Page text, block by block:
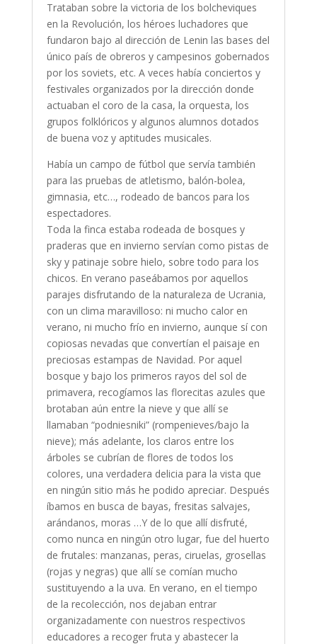
Trataban sobre la victoria de los bolcheviques
en la Revolución, los héroes luchadores que
fundaron bajo al dirección de Lenin las bases del
único país de obreros y campesinos gobernados
por los soviets, etc. A veces había conciertos y
festivales organizados por la dirección donde
actuaban el coro de la casa, la orquesta, los
grupos folklóricos y algunos alumnos dotados
de buena voz y aptitudes musicales.
Había un campo de fútbol que servía también
para las pruebas de atletismo, balón-bolea,
gimnasia, etc…, rodeado de bancos para los
espectadores.
Toda la finca estaba rodeada de bosques y
praderas que en invierno servían como pistas de
sky y patinaje sobre hielo, sobre todo para los
chicos. En verano paseábamos por aquellos
parajes disfrutando de la naturaleza de Ucrania,
con un clima maravilloso: ni mucho calor en
verano, ni mucho frío en invierno, aunque sí con
copiosas nevadas que convertían el paisaje en
preciosas estampas de Navidad. Por aquel
bosque y bajo los primeros rayos del sol de
primavera, recogíamos las florecitas azules que
brotaban aún entre la nieve y que allí se
llamaban “podniesniki” (rompenieves/bajo la
nieve); más adelante, los claros entre los
árboles se cubrían de flores de todos los
colores, una verdadera delicia para la vista que
en ningún sitio más he podido apreciar. Después
íbamos en busca de bayas, fresitas salvajes,
arándanos, moras …Y de lo que allí disfruté,
como nunca en ningún otro lugar, fue del huerto
de frutales: manzanas, peras, ciruelas, grosellas
(rojas y negras) que allí se comían mucho
sustituyendo a la uva. En verano, en el tiempo
de la recolección, nos dejaban entrar
organizadamente con nuestros respectivos
educadores a recoger fruta y abastecer la